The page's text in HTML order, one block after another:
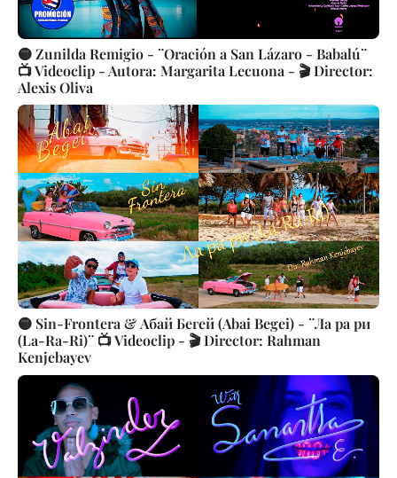
🟡 Zunilda Remigio - ¨Oración a San Lázaro - Babalú¨
📺 Videoclip - Autora: Margarita Lecuona - 🎬 Director:
Alexis Oliva
🟡 Sin-Frоntera & Абай Бегей (Abai Begei) - ¨Ла ра ри
(La-Ra-Ri)¨ 📺 Videoclip - 🎬 Director: Rahman
Kenjebayev